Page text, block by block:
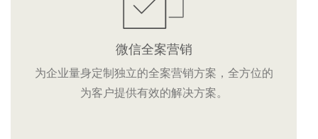
微信全案营销
为企业量身定制独立的全案营销方案，全方位的
为客户提供有效的解决方案。